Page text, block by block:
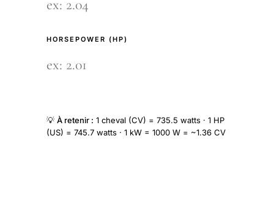
HORSEPOWER (HP)
💡 À retenir : 1 cheval (CV) = 735.5 watts · 1 HP
(US) = 745.7 watts · 1 kW = 1000 W = ~1.36 CV